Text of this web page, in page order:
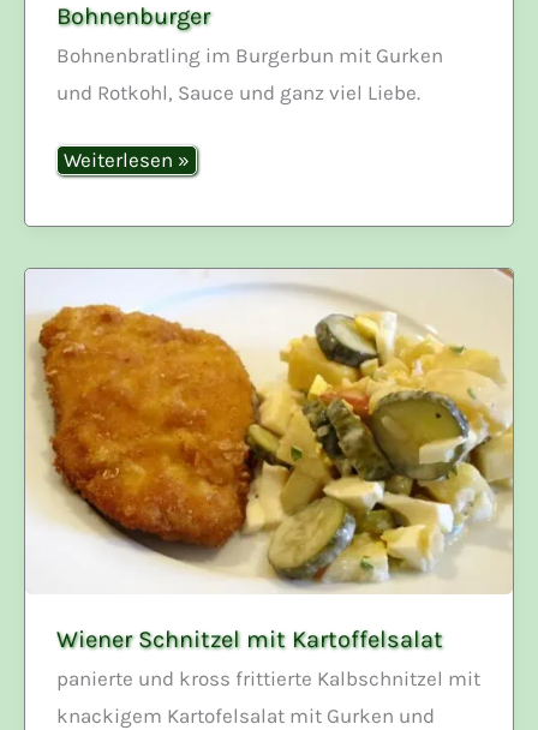
Bohnenburger
Bohnenbratling im Burgerbun mit Gurken
und Rotkohl, Sauce und ganz viel Liebe.
Bohnenburger
Weiterlesen »
Wiener Schnitzel mit Kartoffelsalat
panierte und kross frittierte Kalbschnitzel mit
knackigem Kartofelsalat mit Gurken und